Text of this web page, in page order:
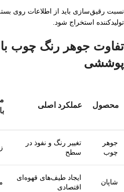
نسبت رقیق‌سازی باید از اطلاعات روی
تولیدکننده استخراج شود.
تفاوت جوهر رنگ چوب با
پوششی
محصول عملکرد اصلی
جوهر
چوب
تغییر رنگ و نفوذ در
سطح
شاپان
ایجاد طیف‌های قهوه‌ای
اقتصادی